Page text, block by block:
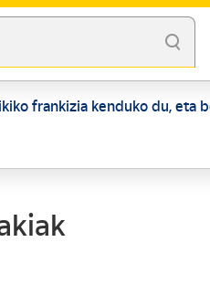
frankizia kenduko du,